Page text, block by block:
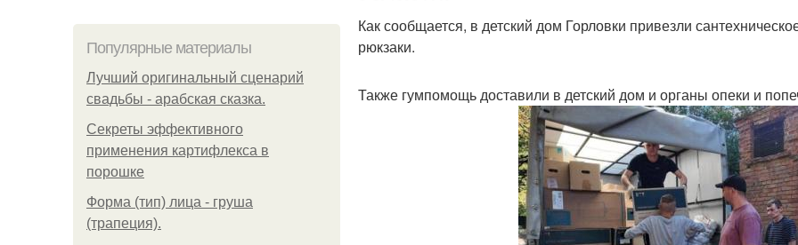
Популярные материалы
Лучший оригинальный сценарий
свадьбы - арабская сказка.
Секреты эффективного
применения картифлекса в
порошке
Форма (тип) лица - груша
(трапеция).
Как сообщается, в детский дом Горловки привезли
рюкзаки.
Также гумпомощь доставили в детский дом и органы опеки и